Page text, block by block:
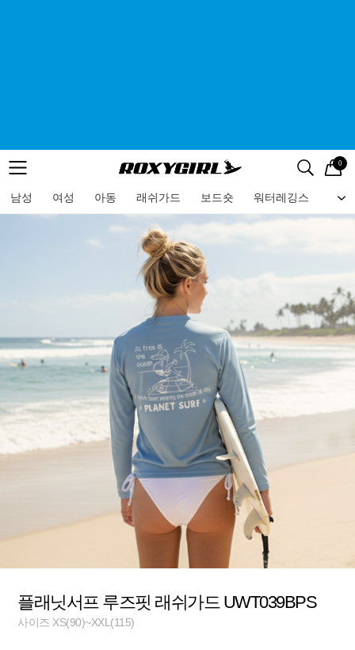
메뉴 검색
로고 0
남성 여성 아동 래쉬가드 보드숏 워터레깅스 비
메뉴
플래닛서프 루즈핏 래쉬가드 UWT039BPS
사이즈 XS(90)~XXL(115)